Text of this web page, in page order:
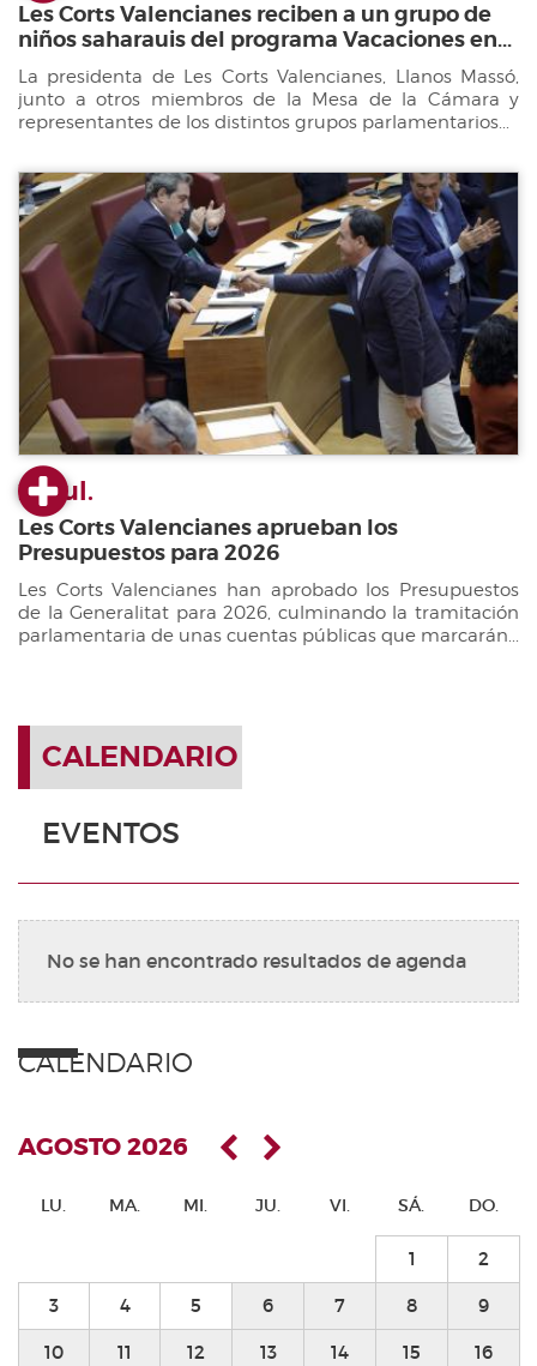
Les Corts Valencianes reciben a un grupo de
niños saharauis del programa Vacaciones en...
La presidenta de Les Corts Valencianes, Llanos Massó,
junto a otros miembros de la Mesa de la Cámara y
representantes de los distintos grupos parlamentarios...
22 jul.
Les Corts Valencianes aprueban los
Presupuestos para 2026
Les Corts Valencianes han aprobado los Presupuestos
de la Generalitat para 2026, culminando la tramitación
parlamentaria de unas cuentas públicas que marcarán...
CALENDARIO
EVENTOS
No se han encontrado resultados de agenda
CALENDARIO
AGOSTO 2026
LU. MA. MI. JU. VI. SÁ. DO.
1 2
3 4 5 6 7 8 9
10 11 12 13 14 15 16